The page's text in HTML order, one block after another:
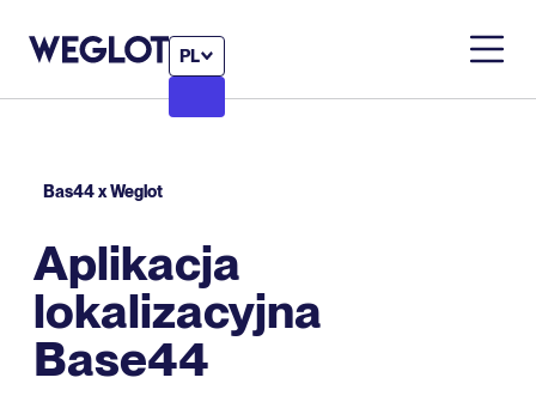
PL
Bas44 x Weglot
Aplikacja
lokalizacyjna
Base44